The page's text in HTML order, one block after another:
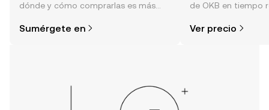
dónde y cómo comprarlas es más
tu aventura en la aplicación móvil de
Sumérgete en
de OKB en tiempo
Ver precio